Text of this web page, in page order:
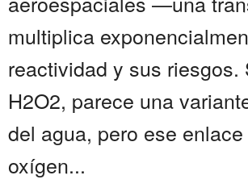
multiplica
reactividad y sus riesgos.
H2O2, parece una
del agua, pero ese
oxígen...